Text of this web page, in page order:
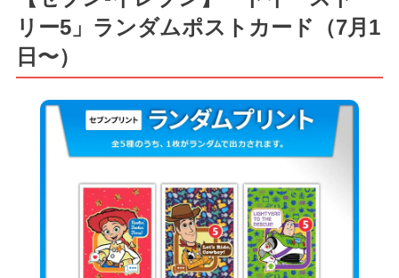
リー5」ランダムポストカード（7月1
日〜）